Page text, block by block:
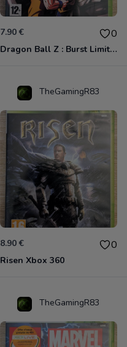
7.90 € 0
Dragon Ball Z : Burst Limit Xbox 360
TheGamingR83
8.90 € 0
Risen Xbox 360
TheGamingR83